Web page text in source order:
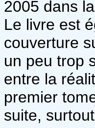
2005 dans
Le livre est
couverture
un peu trop
entre la
premier
suite,